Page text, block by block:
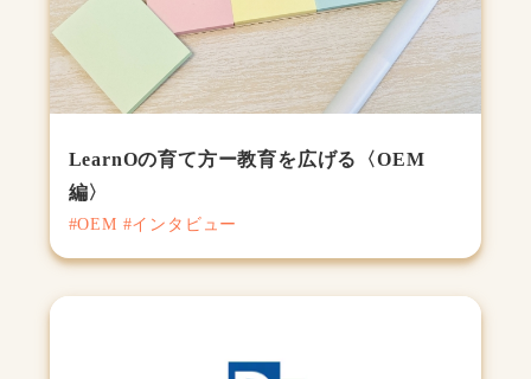
LearnOの育て方ー教育を広げる〈OEM
編〉
#OEM #インタビュー